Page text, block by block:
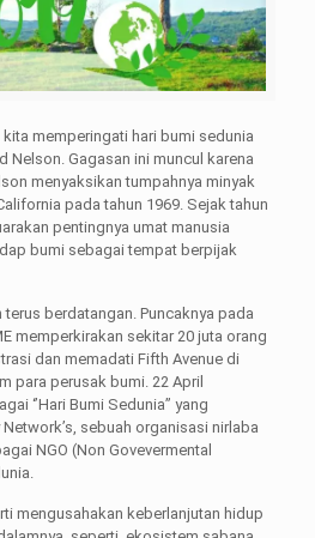
kita memperingati hari bumi sedunia
Nelson. Gagasan ini muncul karena
menyaksikan tumpahnya minyak
pada tahun 1969. Sejak tahun
pentingnya umat manusia
bumi sebagai tempat berpijak
berdatangan. Puncaknya pada
memperkirakan sekitar 20 juta orang
dan memadati Fifth Avenue di
para perusak bumi. 22 April
‘’Hari Bumi Sedunia’’ yang
sebuah organisasi nirlaba
NGO (Non Govevermental
mengusahakan keberlanjutan hidup